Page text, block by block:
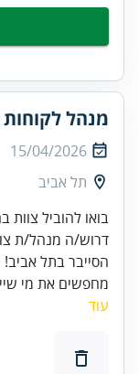
מנהל לקוחות
15/04/2026
תל אביב
דרוש/ה מנהל/ת
הסייבר בתל אביב!
מחפשים את מי
עוד